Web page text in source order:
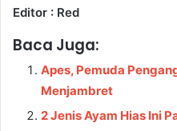
Editor : Red
Baca Juga:
Apes, Pemuda
Menjambret
2 Jenis Ayam Hias Ini